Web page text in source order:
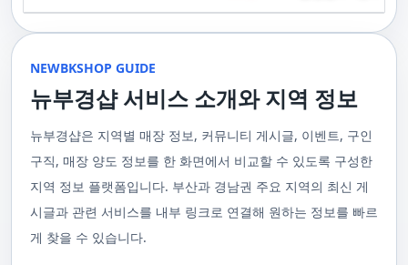
장을 원하실 때는 언제든지 후불제로 예약하실 수 있어요, 이점 참고해주세
요. 사전에 예약하시면 더욱 쾌적한 부산 러시아 홈케어 서비스를 경험하실
대한 많은 관심 덕분에, 부경샵은 필요한 요구 사항들을 간단하게 필수적인
것들로 정리했어요. 이 가이드라인을 따라주시면, 서비스 이용 중에 문제가
생기지 않을 거예요. 첫째로, 너무 많은 알코올을 섭취해 만취 상태일 경우에
게 좋아요.서비스 당일에는 부경샵과의 원활한 의사소통이 중요해요, 그래
서 공중전화나 발신 제한으로는 연락이 어려워요. 또한, 자주 예약을 취소하
거나 예약 없이 나타나지 않는 경우, 앞으로 예약하기가 어려워질 수 있으니
가격으로 경험해 보세요.터치 -> 부경샵 홈페이지 터치 -> 더욱 새로워진 뉴
부경샵 홈페이지 터치 -> 부경샵앱 다운로드 - Google Play
원 코스에 대한 궁금증이 있으시다면, 전화를 통한 상담을 추천드립니다.
부산 일본인 홈케어는 대면 서비스의 특성상, 직접 통화를 통한 문의와 예약
시면, 부경샵은 그에 최적화된 서비스를 제공하기 위해 최선을 다할 것입니
다. 언제든지 필요하실 때, 편리한 상담과 지원이 준비되어 있으니 주저하지
마시고 연락 주세요. 부산 일본인 홈케어 이용 방법에 대해서는, 서비스의
핵심은 바로 고객님의 현재 위치에서 직접 찾아가는 것입니다. 이 방식을 통
등, 자신만의 공간에서 편안한 맞춤형 마사지를 받으실 수 있습니다. 최근
한 마사지 서비스를 제공하기 위해 노력하고 있습니다. 부경샵의 주된 목적
은 고객님들이 긴장을 해소하고 새로운 활력을 얻을 수 있는 피난처를 마련
하는 것입니다. 또한, 부경샵 한국과 태국, 일본에서 온 관리사 중 선택이 가
능하며, 다른 곳에서 찾아볼 수 없는 독특한 기술과 마음가짐을 가진 관리사
를 자랑합니다. 이러한 품질은 비교할 수 없는 수준입니다. 서비스의 질을
더욱 높이기 위해, 부경샵은 지속적으로 우수한 일본인 관리사를 모집 중입
정기적으로 받는 마사지입니다.2. 타이 마사지 타이 마사지는 동양의 전통
적인 마사지 방법으로, 신체의 스트레칭과 압력 포인트를 조합하여 신체의
균형을 맞추는 데 중점을 둡니다. 이 마사지는 유연성을 증진시키고 근육의
사지는 신체의 긴장을 풀어주고, 스트레스를 감소시키며, 전반적인 신체 기
서 유래한 마사지 방법으로, 의자에 앉은 상태에서 받을 수 있어 사무실이나
집에서도 쉽게 즐길 수 있습니다. 이 마사지는 특히 허리와 어깨의 피로를 해
소하는 데 효과적이며, 신체의 전반적인 이완을 도와 스트레스 감소에 도움
을 줍니다. 샤이츠 마사지는 짧은 시간에 효과적인 이완을 제공하여, 바쁜 일
상 속에서 짧은 휴식을 필요로 하는 현대인에게 적합합니다.4. 발 마사지 발
마사지는 발과 발목을 중심으로 이루어지는 마사지로, 신체의 균형을 유지
하고 전반적인 피로를 풀어주는 데 중점을 둡니다. 이 마사지는 발의 압력점
을 개선합니다. 발 마사지는 특히 장시간 서 있거나 걷는 일이 많은 사람들에
게 추천되며, 발의 피로 뿐만 아니라 전체적인 신체의 건강과 웰빙에도 긍정
적인 영향을 줍니다.부경샵 앱을 통해 부산 남포동 지역의 고객들은 이러한
울 수 있는 이런 부경샵에서 예약하시는 것을 추천드립니다.때론, 그냥 누워
부산꿀통 디시에서 제공하는 서비스는 여러분에게 새로운 힐링의 기회를 제
사지는 여러분의 체질 개선, 스트레스 해소, 마음의 안정 등 다양한 효능을
가져다줍니다. 이와 같이 부산꿀통 디시의 마사지는 여러분의 건강을 지키
간을 가질 수 있게 해줍니다. 그리고 이런 부산꿀통 디시의 서비스를 편리하
게 예약하고 이용할 수 있게 도와주는 '부경샵' 어플은 부산과 경남 지역에서
최고의 마사지 어플로 추천받고 있습니다. 복잡한 예약 과정 없이, 부담 없이
부산꿀통 디시의 서비스를 이용하려는 분들께 부경샵 어플을 강력히 추천드
립니다.여러분의 건강과 힐링을 위해, 부산꿀통 디시와 부경샵이 함께하며,
모든 고민과 걱정 속에서 여러분을 위로하고 도와드리겠습니다. 부산꿀통
부산꿀통 디시의 건강한 마사지와 쾌적한 분위기 속에서 행복과 건강을 찾
주급
NEWBKSHOP GUIDE
뉴부경샵 서비스 소개와 지역 정보
뉴부경샵은 지역별 매장 정보, 커뮤니티 게시글, 이벤트, 구인
구직, 매장 양도 정보를 한 화면에서 비교할 수 있도록 구성한
지역 정보 플랫폼입니다. 부산과 경남권 주요 지역의 최신 게
시글과 관련 서비스를 내부 링크로 연결해 원하는 정보를 빠르
게 찾을 수 있습니다.